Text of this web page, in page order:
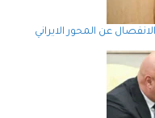
عن المحور الايراني